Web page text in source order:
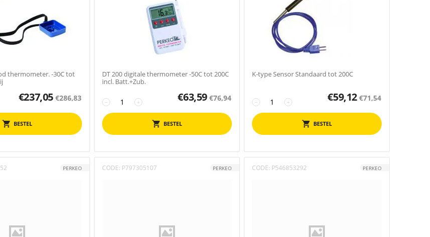
thermometer. -30C tot
€237,05 €286,83
BESTEL
DT 200 digitale thermometer -50C tot 200C
incl. Batt.+Zub.
+
− €63,59 €76,94
BESTEL
K-type Sensor Standaard tot 200C
+
− €59,12 €71,54
BESTEL
PERKEO CODE: P797305107 PERKEO CODE: P546853292 PERKEO